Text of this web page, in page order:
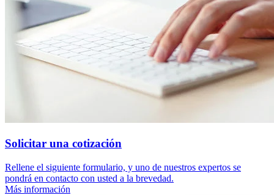
Solicitar una cotización
Rellene el siguiente formulario, y uno de nuestros expertos se
pondrá en contacto con usted a la brevedad.
Más información